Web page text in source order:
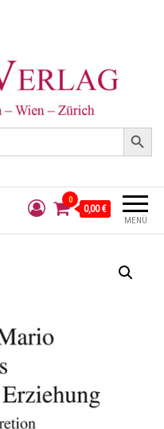
Search Button
MENÜ
0
0,00 €